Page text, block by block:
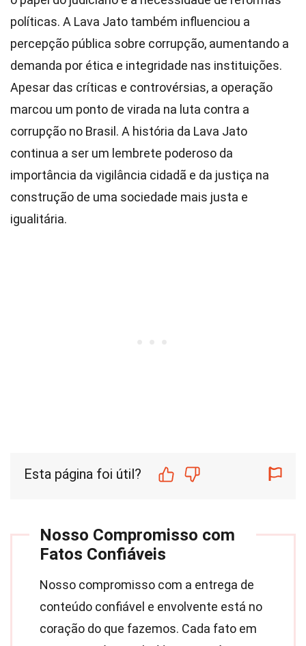
políticas. A Lava Jato também influenciou a
percepção pública sobre corrupção, aumentando a
demanda por ética e integridade nas instituições.
Apesar das críticas e controvérsias, a operação
marcou um ponto de virada na luta contra a
corrupção no Brasil. A história da Lava Jato
continua a ser um lembrete poderoso da
importância da vigilância cidadã e da justiça na
construção de uma sociedade mais justa e
igualitária.
Esta página foi útil?
Nosso Compromisso com
Fatos Confiáveis
Nosso compromisso com a entrega de
conteúdo confiável e envolvente está no
coração do que fazemos. Cada fato em